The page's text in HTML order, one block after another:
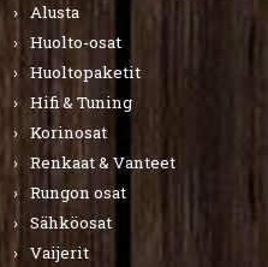
Alusta
Huolto-osat
Huoltopaketit
Hifi & Tuning
Korinosat
Renkaat & Vanteet
Rungon osat
Sähköosat
Vaijerit